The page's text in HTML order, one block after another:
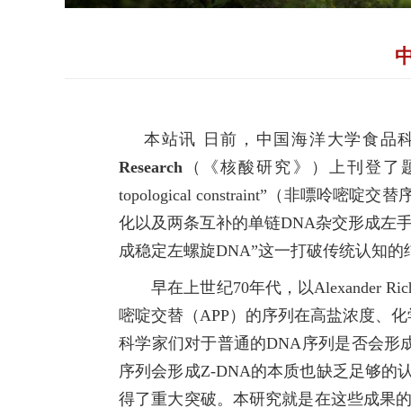
本站讯 日前，中国海洋大学食品
Research （《核酸研究》）上刊登了题
topological constraint”（非嘌呤嘧啶交
化以及两条互补的单链DNA杂交形成左
成稳定左螺旋DNA”这一打破传统认知的
早在上世纪70年代，以Alexander
嘧啶交替（APP）的序列在高盐浓度、
科学家们对于普通的DNA序列是否会形
序列会形成Z-DNA的本质也缺乏足够的
得了重大突破。本研究就是在这些成果